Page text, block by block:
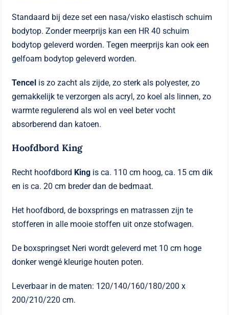
Standaard bij deze set een nasa/visko elastisch schuim
bodytop. Zonder meerprijs kan een HR 40 schuim
bodytop geleverd worden. Tegen meerprijs kan ook een
gelfoam bodytop geleverd worden.
Tencel is zo zacht als zijde, zo sterk als polyester, zo
gemakkelijk te verzorgen als acryl, zo koel als linnen, zo
warmte regulerend als wol en veel beter vocht
absorberend dan katoen.
Hoofdbord King
Recht hoofdbord King is ca. 110 cm hoog, ca. 15 cm dik
en is ca. 20 cm breder dan de bedmaat.
Het hoofdbord, de boxsprings en matrassen zijn te
stofferen in alle mooie stoffen uit onze stofwagen.
De boxspringset Neri wordt geleverd met 10 cm hoge
donker wengé kleurige houten poten.
Leverbaar in de maten: 120/140/160/180/200 x
200/210/220 cm.